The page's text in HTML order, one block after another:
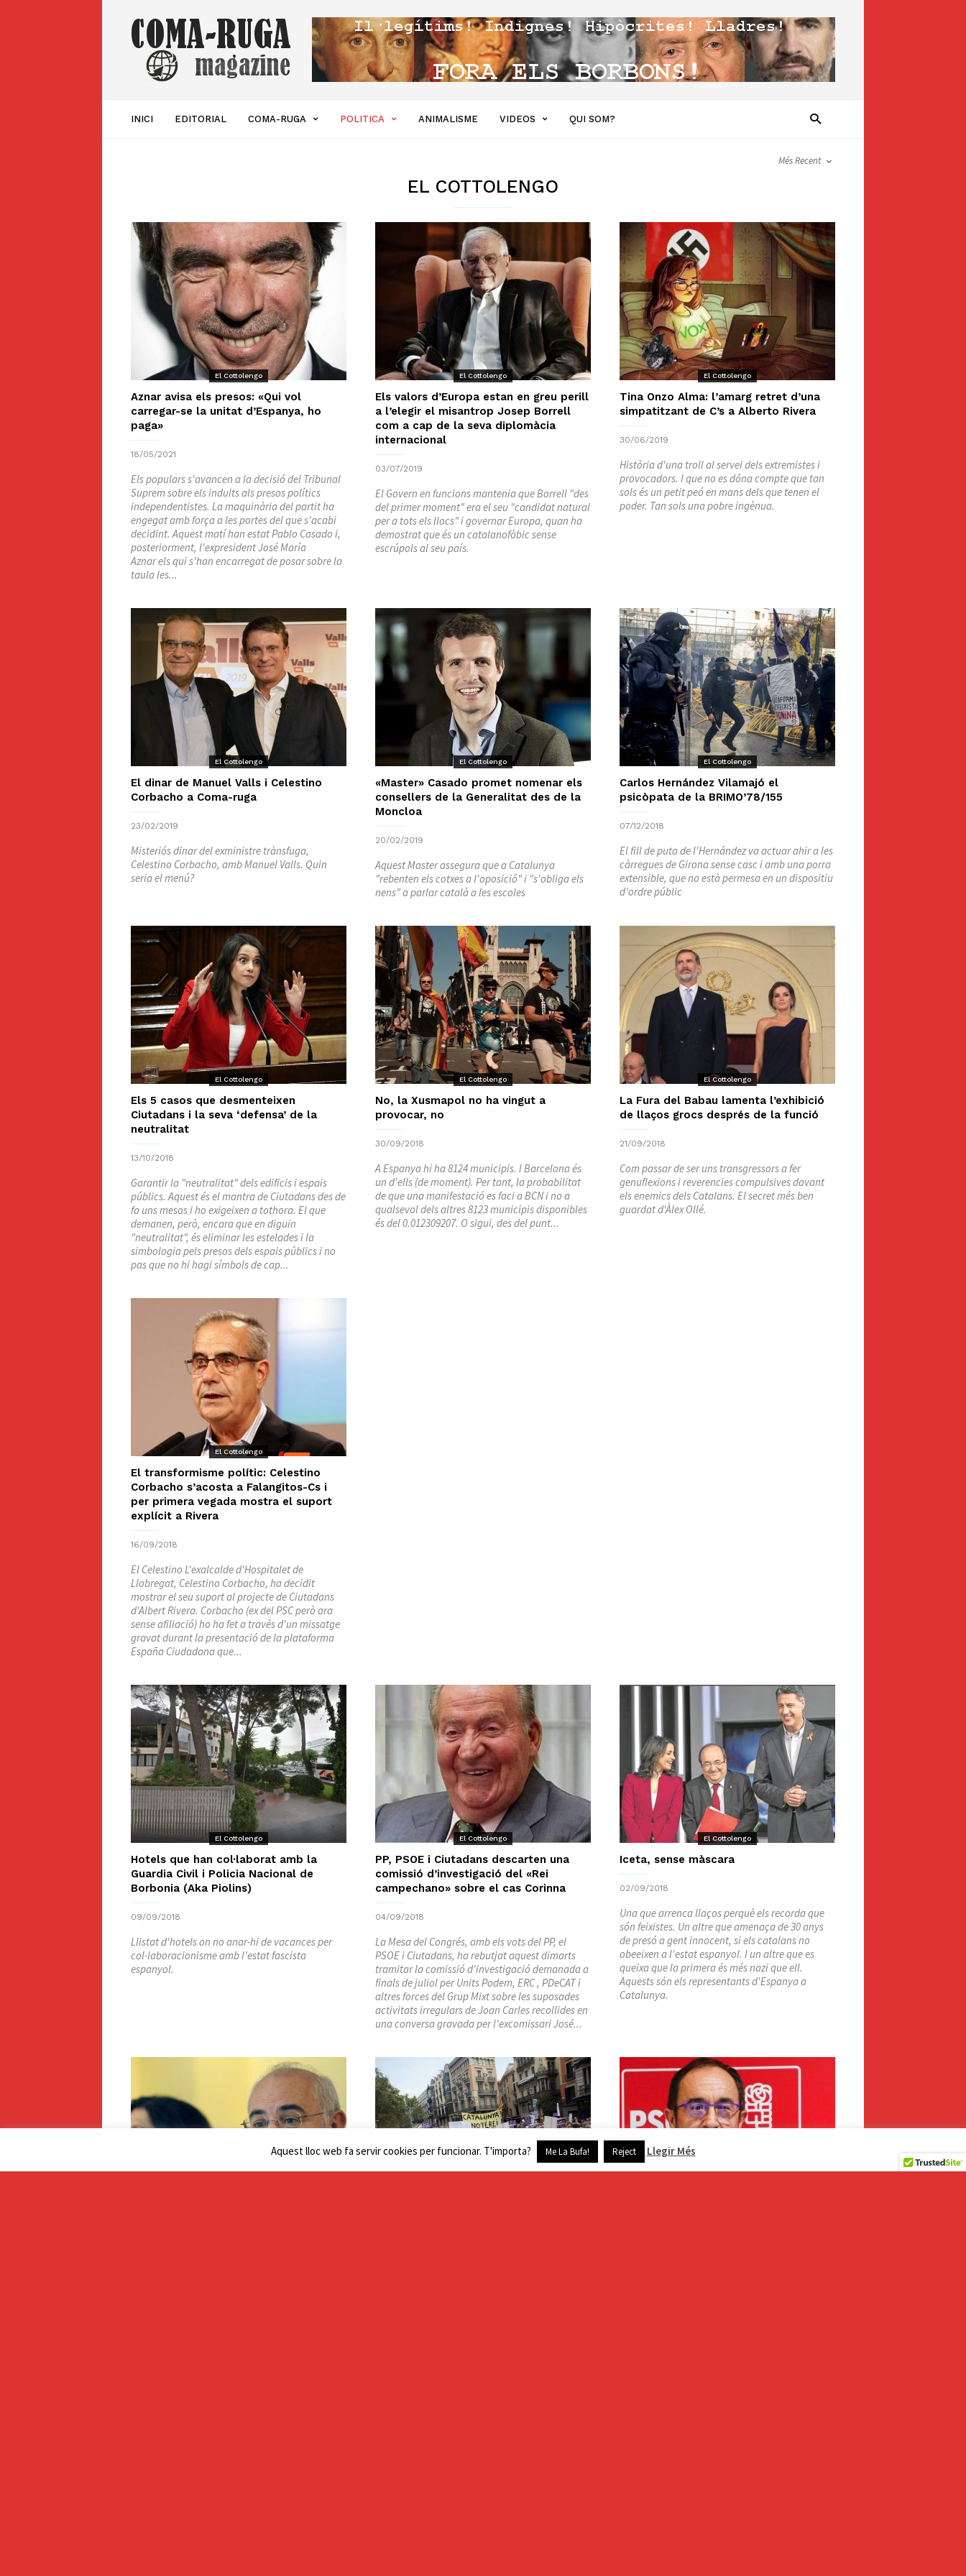
Coma-
ruga
Magazine
INICI EDITORIAL COMA-RUGA POLITICA ANIMALISME VIDEOS QUI SOM?
Més Recent
EL COTTOLENGO
El Cottolengo
Aznar avisa els presos: «Qui vol
carregar-se la unitat d’Espanya, ho
paga»
18/05/2021
Els populars s'avancen a la decisió del Tribunal
Suprem sobre els indults als presos polítics
independentistes. La maquinària del partit ha
engegat amb força a les portes del que s'acabi
decidint. Aquest matí han estat Pablo Casado i,
posteriorment, l'expresident José María
Aznar els qui s'han encarregat de posar sobre la
taula les...
El Cottolengo
Els valors d’Europa estan en greu perill
a l’elegir el misantrop Josep Borrell
com a cap de la seva diplomàcia
internacional
03/07/2019
El Govern en funcions mantenia que Borrell "des
del primer moment" era el seu "candidat natural
per a tots els llocs" i governar Europa, quan ha
demostrat que és un catalanofòbic sense
escrúpols al seu país.
El Cottolengo
Tina Onzo Alma: l’amarg retret d’una
simpatitzant de C’s a Alberto Rivera
30/06/2019
Història d'una troll al servei dels extremistes i
provocadors. I que no es dóna compte que tan
sols és un petit peó en mans dels que tenen el
poder. Tan sols una pobre ingènua.
El Cottolengo
El dinar de Manuel Valls i Celestino
Corbacho a Coma-ruga
23/02/2019
Misteriós dinar del exministre trànsfuga,
Celestino Corbacho, amb Manuel Valls. Quin
seria el menú?
El Cottolengo
«Master» Casado promet nomenar els
consellers de la Generalitat des de la
Moncloa
20/02/2019
Aquest Master assegura que a Catalunya
"rebenten els cotxes a l'oposició" i "s'obliga els
nens" a parlar català a les escoles
El Cottolengo
Carlos Hernández Vilamajó el
psicòpata de la BRIMO’78/155
07/12/2018
El fill de puta de l'Hernández va actuar ahir a les
càrregues de Girona sense casc i amb una porra
extensible, que no està permesa en un dispositiu
d'ordre públic
El Cottolengo
Els 5 casos que desmenteixen
Ciutadans i la seva ‘defensa’ de la
neutralitat
13/10/2018
Garantir la "neutralitat" dels edificis i espais
públics. Aquest és el mantra de Ciutadans des de
fa uns mesos i ho exigeixen a tothora. El que
demanen, però, encara que en diguin
"neutralitat", és eliminar les estelades i la
simbologia pels presos dels espais públics i no
pas que no hi hagi símbols de cap...
El Cottolengo
No, la Xusmapol no ha vingut a
provocar, no
30/09/2018
A Espanya hi ha 8124 municipis. I Barcelona és
un d'ells (de moment). Per tant, la probabilitat
de que una manifestació es faci a BCN i no a
qualsevol dels altres 8123 municipis disponibles
és del 0.012309207. O sigui, des del punt...
El Cottolengo
La Fura del Babau lamenta l’exhibició
de llaços grocs després de la funció
21/09/2018
Com passar de ser uns transgressors a fer
genuflexions i reverencies compulsives davant
els enemics dels Catalans. El secret més ben
guardat d'Àlex Ollé.
El Cottolengo
El transformisme polític: Celestino
Corbacho s’acosta a Falangitos-Cs i
per primera vegada mostra el suport
explícit a Rivera
16/09/2018
El Celestino L'exalcalde d'Hospitalet de
Llobregat, Celestino Corbacho, ha decidit
mostrar el seu suport al projecte de Ciutadans
d'Albert Rivera. Corbacho (ex del PSC però ara
sense afiliació) ho ha fet a través d'un missatge
gravat durant la presentació de la plataforma
España Ciudadana que...
El Cottolengo
Hotels que han col·laborat amb la
Guardia Civil i Policia Nacional de
Borbonia (Aka Piolins)
09/09/2018
Llistat d'hotels on no anar-hi de vacances per
col·laboracionisme amb l'estat fascista
espanyol.
El Cottolengo
PP, PSOE i Ciutadans descarten una
comissió d’investigació del «Rei
campechano» sobre el cas Corinna
04/09/2018
La Mesa del Congrés, amb els vots del PP, el
PSOE i Ciutadans, ha rebutjat aquest dimarts
tramitar la comissió d'investigació demanada a
finals de juliol per Units Podem, ERC , PDeCAT i
altres forces del Grup Mixt sobre les suposades
activitats irregulars de Joan Carles recollides en
una conversa gravada per l'excomissari José...
El Cottolengo
Iceta, sense màscara
02/09/2018
Una que arrenca llaços perquè els recorda que
són feixistes. Un altre que amenaça de 30 anys
de presó a gent innocent, si els catalans no
obeeixen a l'estat espanyol. I un altre que es
queixa que la primera és més nazi que ell.
Aquests són els representants d'Espanya a
Catalunya.
Aquest lloc web fa servir cookies per funcionar. T'importa? Me La Bufa! Reject Llegir Més